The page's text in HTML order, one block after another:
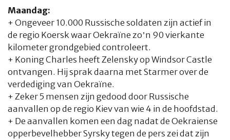
Maandag:
+ Ongeveer 10.000 Russische soldaten zijn actief in
de regio Koersk waar Oekraïne zo’n 90 vierkante
kilometer grondgebied controleert.
+ Koning Charles heeft Zelensky op Windsor Castle
ontvangen. Hij sprak daarna met Starmer over de
verdediging van Oekraïne.
+ Zeker 5 mensen zijn gedood door Russische
aanvallen op de regio Kiev van wie 4 in de hoofdstad.
+ De aanvallen komen een dag nadat de Oekraiense
opperbevelhebber Syrsky tegen de pers zei dat zijn